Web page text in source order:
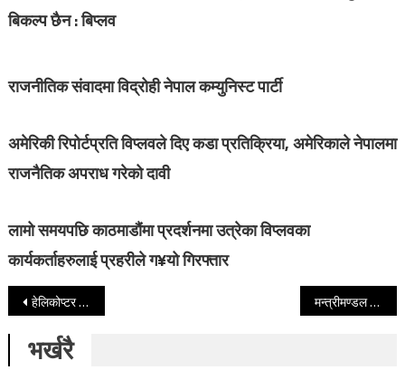
बिकल्प छैन : बिप्लव
राजनीतिक संवादमा विद्रोही नेपाल कम्युनिस्ट पार्टी
अमेरिकी रिपोर्टप्रति विप्लवले दिए कडा प्रतिक्रिया, अमेरिकाले नेपालमा
राजनैतिक अपराध गरेको दावी
लामो समयपछि काठमाडौंमा प्रदर्शनमा उत्रेका विप्लवका
कार्यकर्ताहरुलाई प्रहरीले ग¥यो गिरफ्तार
Post navigation
हेलिकोप्टर दुर्घटनाका मृतकको शव काठमाडौ ल्याइँदै मन्त्रीमण्डल हेरफेरको विषयलाई लिएर ओली–प्रचण्डबीच नै मतभेद
भर्खरै